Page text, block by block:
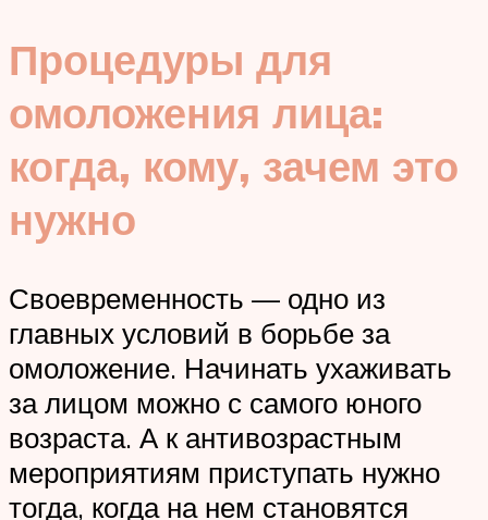
Процедуры для
омоложения лица:
когда, кому, зачем это
нужно
Своевременность — одно из
главных условий в борьбе за
омоложение. Начинать ухаживать
за лицом можно с самого юного
возраста. А к антивозрастным
мероприятиям приступать нужно
тогда, когда на нем становятся